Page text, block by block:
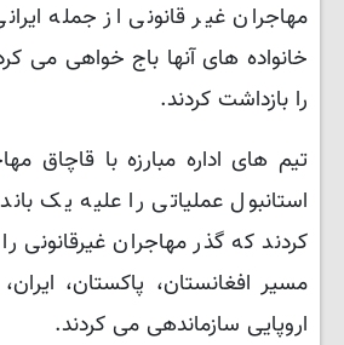
مهاجران غیر قانونی از جمله
خانواده های آنها باج خواهی می
را بازداشت کردند.
تیم های اداره مبارزه با قاچاق
استانبول عملیاتی را علیه یک
کردند که گذر مهاجران غیرقانونی
مسیر افغانستان، پاکستان،
اروپایی سازماندهی می کردند.